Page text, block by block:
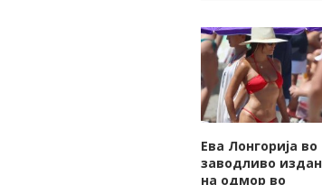
Ева Лонгорија во
заводливо
на одмор во